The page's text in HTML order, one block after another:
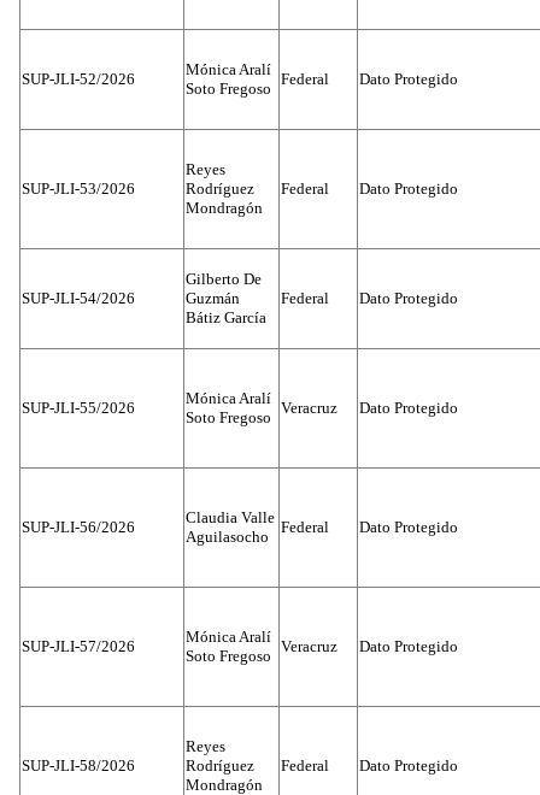
SUP-JLI-52/2026
Mónica Aralí
Soto Fregoso
Federal Dato Protegido
SUP-JLI-53/2026
Reyes
Rodríguez
Mondragón
Federal Dato Protegido
SUP-JLI-54/2026
Gilberto De
Guzmán
Bátiz García
Federal Dato Protegido
SUP-JLI-55/2026
Mónica Aralí
Soto Fregoso
Veracruz Dato Protegido
SUP-JLI-56/2026
Claudia Valle
Aguilasocho
Federal Dato Protegido
SUP-JLI-57/2026
Mónica Aralí
Soto Fregoso
Veracruz Dato Protegido
SUP-JLI-58/2026
Reyes
Rodríguez
Mondragón
Federal Dato Protegido